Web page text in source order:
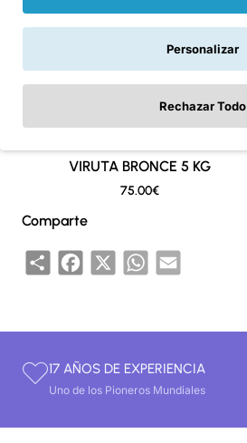
Nuevo
🔥 Lo mas vendido
VIRUTA BRONCE 5 KG
75.00€
Comparte
ShareFacebook
X WhatsApp
Email
17 AÑOS DE EXPERIENCIA
Uno de los Pioneros Mundiales
Personalizar
Rechazar Todo